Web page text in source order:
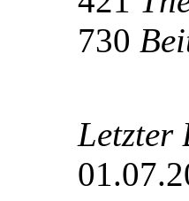
730
Letzter